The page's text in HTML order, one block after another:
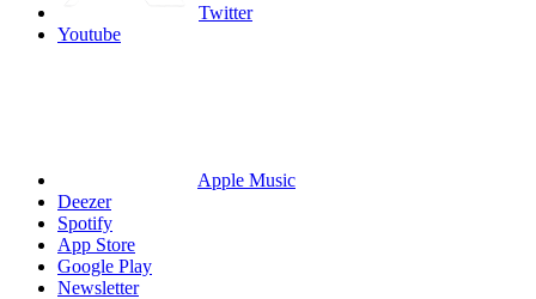
Twitter
Youtube
Apple Music
Deezer
Spotify
App Store
Google Play
Newsletter